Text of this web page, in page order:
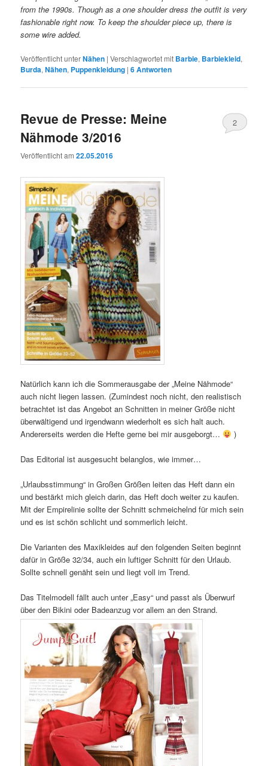
from the 1990s. Though as a one shoulder dress the outfit is very
fashionable right now. To keep the shoulder piece up, there is
some wire added.
Veröffentlicht unterNähen |Verschlagwortet mit Barbie, Barbiekleid,
Burda,Nähen, Puppenkleidung |6Antworten
Revue de Presse: Meine
Nähmode 3/2016
Veröffentlicht am22.05.2016
2
Natürlich kann ich die Sommerausgabe der „Meine Nähmode“
auch nicht liegen lassen. (Zumindest noch nicht, den realistisch
betrachtet ist das Angebot an Schnitten in meiner Größe nicht
überwältigend und irgendwann wiederholt es sich halt auch.
Andererseits werden die Hefte gerne bei mir ausgeborgt…
)
Das Editorial ist ausgesucht belanglos, wie immer…
„Urlaubsstimmung“ in Großen Größen leiten das Heft dann ein
und bestärkt mich gleich darin, das Heft doch weiter zu kaufen.
Mit der Empirelinie sollte der Schnitt schmeichelnd für mich sein
und es ist schön schlicht und sommerlich leicht.
Die Varianten des Maxikleides auf den folgenden Seiten beginnt
dafür in Größe 32/34, auch ein luftiger Schnitt für den Urlaub.
Sollte schnell genäht sein und liegt voll im Trend.
Das Titelmodell fällt auch unter „Easy“ und passt als Überwurf
über den Bikini oder Badeanzug vor allem an den Strand.